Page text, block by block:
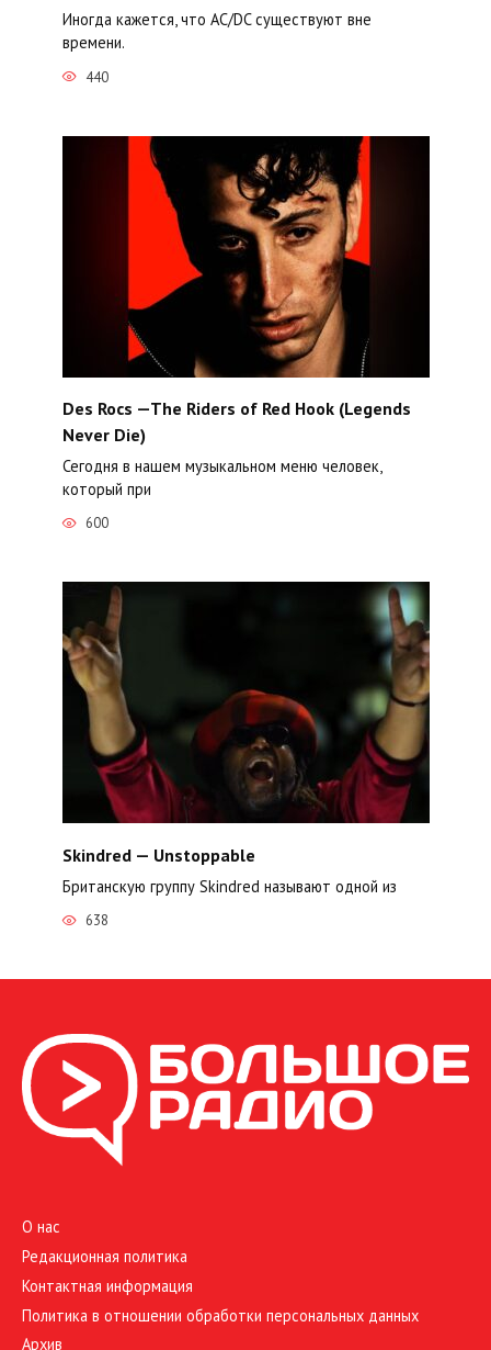
Иногда кажется, что AC/DC существуют вне
времени.
440
Des Rocs —The Riders of Red Hook (Legends
Never Die)
Сегодня в нашем музыкальном меню человек,
который при
600
Skindred — Unstoppable
Британскую группу Skindred называют одной из
638
О нас
Редакционная политика
Контактная информация
Политика в отношении обработки персональных данных
Архив